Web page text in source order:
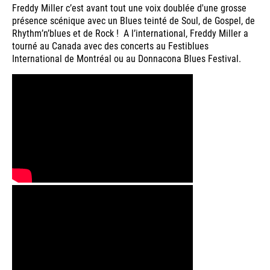
Freddy Miller c’est avant tout une voix doublée d'une grosse
présence scénique avec un Blues teinté de Soul, de Gospel, de
Rhythm’n’blues et de Rock ! A l’international, Freddy Miller a
tourné au Canada avec des concerts au Festiblues
International de Montréal ou au Donnacona Blues Festival.